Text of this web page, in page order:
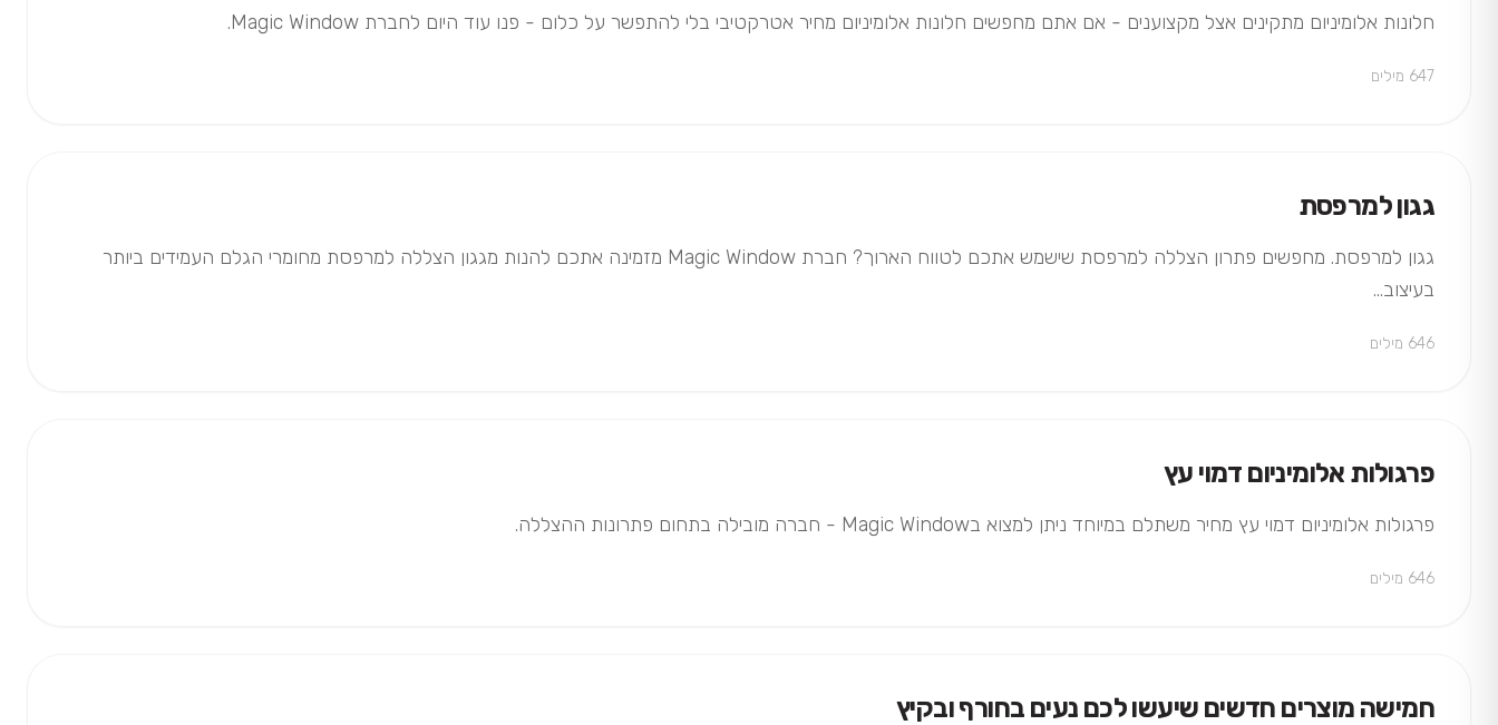
חלונות אלומיניום מתקינים אצל מקצוענים - אם אתם מחפשים חלונות אלומיניום מחיר אטרקטיבי בלי להתפשר על כלום - פנו עוד היום לחברת Magic Window.
647 מילים
גגון למרפסת
גגון למרפסת. מחפשים פתרון הצללה למרפסת שישמש אתכם לטווח הארוך? חברת Magic Window מזמינה אתכם להנות מגגון הצללה למרפסת מחומרי הגלם העמידים ביותר
בעיצוב…
646 מילים
פרגולות אלומיניום דמוי עץ
פרגולות אלומיניום דמוי עץ מחיר משתלם במיוחד ניתן למצוא בMagic Window - חברה מובילה בתחום פתרונות ההצללה.
646 מילים
חמישה מוצרים חדשים שיעשו לכם נעים בחורף ובקיץ